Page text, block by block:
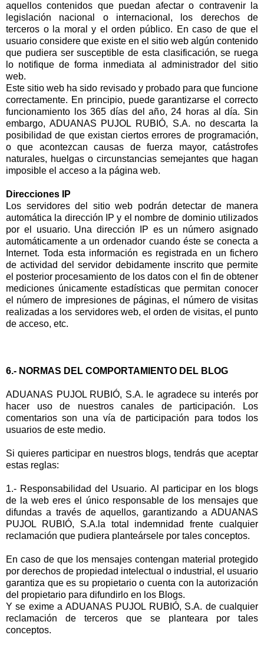
aquellos contenidos que puedan afectar o contravenir la
legislación nacional o internacional, los derechos de
terceros o la moral y el orden público. En caso de que el
usuario considere que existe en el sitio web algún contenido
que pudiera ser susceptible de esta clasificación, se ruega
lo notifique de forma inmediata al administrador del sitio
web.
Este sitio web ha sido revisado y probado para que funcione
correctamente. En principio, puede garantizarse el correcto
funcionamiento los 365 días del año, 24 horas al día. Sin
embargo, ADUANAS PUJOL RUBIÓ, S.A. no descarta la
posibilidad de que existan ciertos errores de programación,
o que acontezcan causas de fuerza mayor, catástrofes
naturales, huelgas o circunstancias semejantes que hagan
imposible el acceso a la página web.
Direcciones IP
Los servidores del sitio web podrán detectar de manera
automática la dirección IP y el nombre de dominio utilizados
por el usuario. Una dirección IP es un número asignado
automáticamente a un ordenador cuando éste se conecta a
Internet. Toda esta información es registrada en un fichero
de actividad del servidor debidamente inscrito que permite
el posterior procesamiento de los datos con el fin de obtener
mediciones únicamente estadísticas que permitan conocer
el número de impresiones de páginas, el número de visitas
realizadas a los servidores web, el orden de visitas, el punto
de acceso, etc.
6.- NORMAS DEL COMPORTAMIENTO DEL BLOG
ADUANAS PUJOL RUBIÓ, S.A. le agradece su interés por
hacer uso de nuestros canales de participación. Los
comentarios son una vía de participación para todos los
usuarios de este medio.
Si quieres participar en nuestros blogs, tendrás que aceptar
estas reglas:
1.- Responsabilidad del Usuario. Al participar en los blogs
de la web eres el único responsable de los mensajes que
difundas a través de aquellos, garantizando a ADUANAS
PUJOL RUBIÓ, S.A.la total indemnidad frente cualquier
reclamación que pudiera planteársele por tales conceptos.
En caso de que los mensajes contengan material protegido
por derechos de propiedad intelectual o industrial, el usuario
garantiza que es su propietario o cuenta con la autorización
del propietario para difundirlo en los Blogs.
Y se exime a ADUANAS PUJOL RUBIÓ, S.A. de cualquier
reclamación de terceros que se planteara por tales
conceptos.